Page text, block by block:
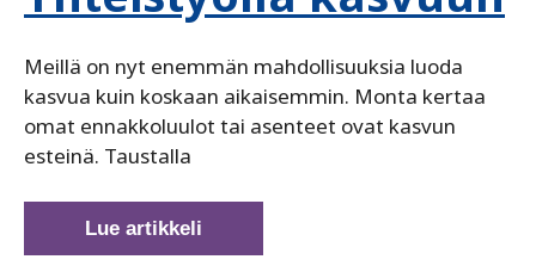
Meillä on nyt enemmän mahdollisuuksia luoda
kasvua kuin koskaan aikaisemmin. Monta kertaa
omat ennakkoluulot tai asenteet ovat kasvun
esteinä. Taustalla
Yhteistyöllä
kasvuun
Lue artikkeli